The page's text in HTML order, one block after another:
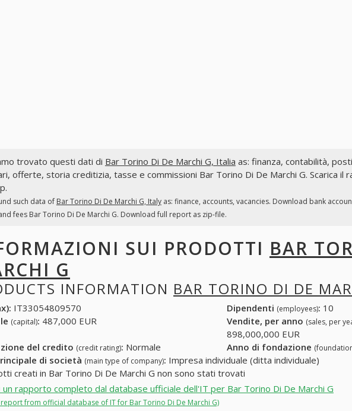
trovato questi dati di Bar Torino Di De Marchi G, Italia as: finanza, contabilità,
offerte, storia creditizia, tasse e commissioni Bar Torino Di De Marchi G. Scarica il
such data of Bar Torino Di De Marchi G, Italyas: finance, accounts, vacancies. Download bank
fees Bar Torino Di De Marchi G. Download full report as zip-file.
SUI PRODOTTI BAR
G
INFORMATION BAR TORINO DI DE
IT33054809570 Dipendenti (employees): 10
(capital): 487,000 EUR Vendite, per anno (sales, per
898,000,000 EUR
del credito (credit rating): Normale Anno di fondazione
di società (main type of company): Impresa individuale (ditta individuale)
creati in Bar Torino Di De Marchi G non sono stati trovati
rapporto completo dal database ufficiale dell'IT per Bar Torino Di De Marchi G
from official database of IT for Bar Torino Di De Marchi G)